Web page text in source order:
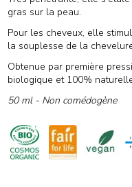
gras sur la peau.
Pour les cheveux, elle
la souplesse de la
Obtenue par première
biologique et 100%
50 ml - Non comédogène